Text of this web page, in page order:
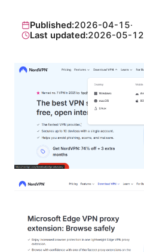
Published:2026-04-15·
Last updated:2026-05-12